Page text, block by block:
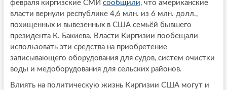
февраля киргизские СМИ сообщили, что американские
власти вернули республике 4,6 млн. из 6 млн. долл.,
похищенных и вывезенных в США семьёй бывшего
президента К. Бакиева. Власти Киргизии пообещали
использовать эти средства на приобретение
записывающего оборудования для судов, систем очистки
воды и медоборудования для сельских районов.
Влиять на политическую жизнь Киргизии США могут и